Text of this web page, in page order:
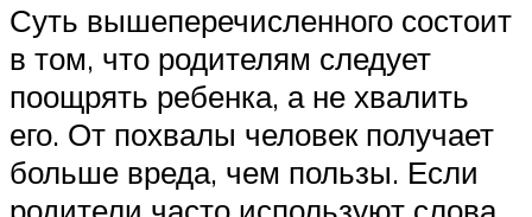
Суть вышеперечисленного состоит
в том, что родителям следует
поощрять ребенка, а не хвалить
его. От похвалы человек получает
больше вреда, чем пользы. Если